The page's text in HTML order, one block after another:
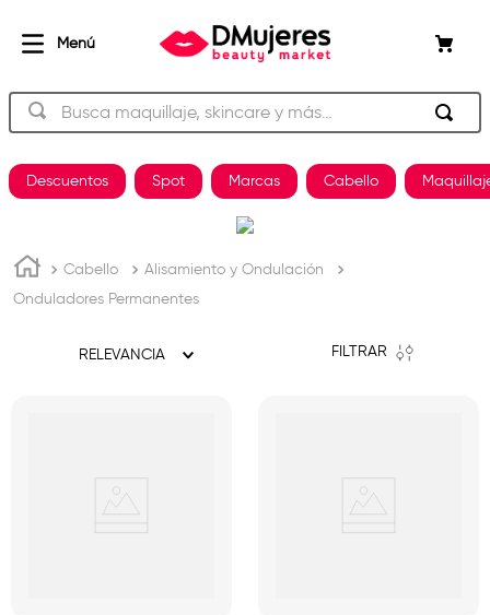
Busca maquillaje, skincare y más…
Descuentos Spot Marcas Cabello
Cabello
Alisamiento y Ondulación
Onduladores Permanentes
RELEVANCIA FILTRAR
TÉRMINOS MÁS BUSCADOS
. shampoo
keratina